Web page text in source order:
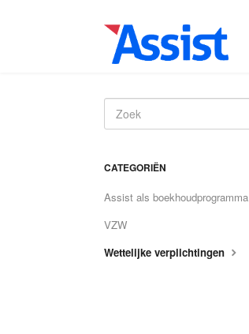
CATEGORIËN
Assist als boekhoudprogramma
VZW
Wettelijke verplichtingen